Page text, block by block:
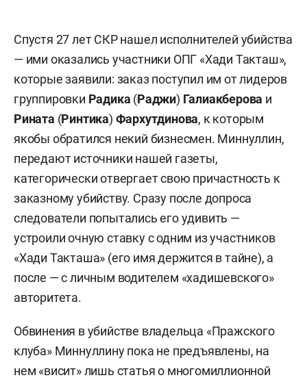
Спустя 27 лет СКР нашел исполнителей убийства
— ими оказались участники ОПГ «Хади Такташ»,
которые заявили: заказ поступил им от лидеров
группировки Радика (Раджи) Галиакберова и
Рината (Ринтика) Фархутдинова, к которым
якобы обратился некий бизнесмен. Миннуллин,
передают источники нашей газеты,
категорически отвергает свою причастность к
заказному убийству. Сразу после допроса
следователи попытались его удивить —
устроили очную ставку с одним из участников
«Хади Такташа» (его имя держится в тайне), а
после — с личным водителем «хадишевского»
авторитета.
Обвинения в убийстве владельца «Пражского
клуба» Миннуллину пока не предъявлены, на
нем «висит» лишь статья о многомиллионной